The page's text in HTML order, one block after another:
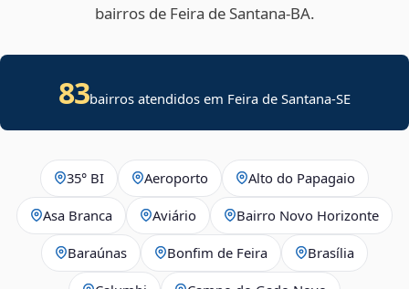
bairros de Feira de Santana‑BA.
83bairros atendidos em Feira de Santana-SE
35° BI Aeroporto Alto do Papagaio
Asa Branca Aviário Bairro Novo Horizonte
Baraúnas Bonfim de Feira Brasília